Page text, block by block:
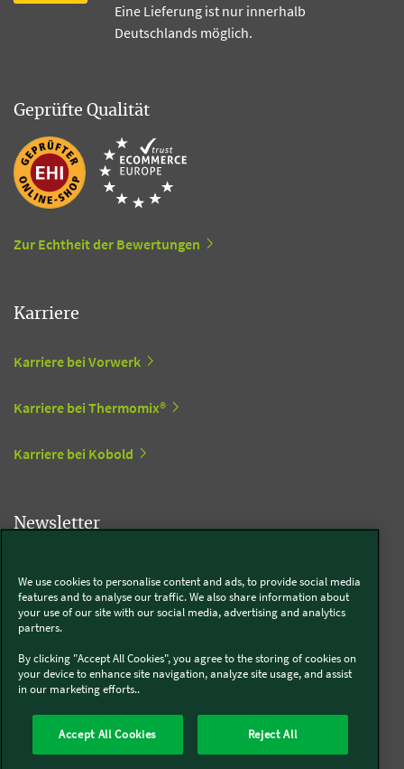
Eine Lieferung ist nur innerhalb
Deutschlands möglich.
Geprüfte Qualität
Zur Echtheit der Bewertungen
Karriere
Karriere bei Vorwerk
Karriere bei Thermomix®
Karriere bei Kobold
Newsletter
Kobold
We use cookies to personalise content and ads, to provide social media
features and to analyse our traffic. We also share information about
your use of our site with our social media, advertising and analytics
partners.
By clicking "Accept All Cookies", you agree to the storing of cookies on
your device to enhance site navigation, analyze site usage, and assist
in our marketing efforts..
Accept All Cookies Reject All